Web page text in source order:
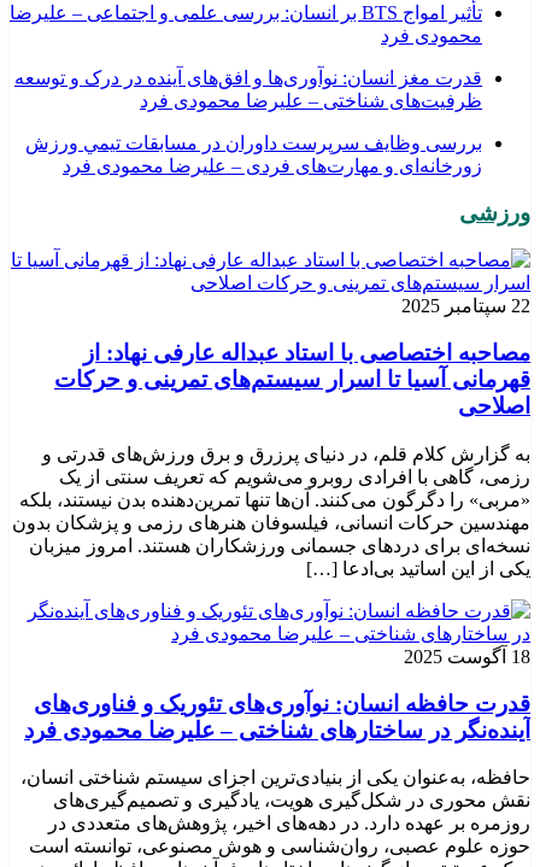
تأثیر امواج BTS بر انسان: بررسی علمی و اجتماعی – علیرضا
محمودی فرد
قدرت مغز انسان: نوآوری‌ها و افق‌های آینده در درک و توسعه
ظرفیت‌های شناختی – علیرضا محمودی فرد
بررسی وظايف سرپرست داوران در مسابقات تیمي ورزش
زورخانه‌ای و مهارت‌های فردی – علیرضا محمودی فرد
ورزشی
22 سپتامبر 2025
مصاحبه اختصاصی با استاد عبداله عارفی نهاد: از
قهرمانی آسیا تا اسرار سیستم‌های تمرینی و حرکات
اصلاحی
به گزارش کلام قلم، در دنیای پرزرق و برق ورزش‌های قدرتی و
رزمی، گاهی با افرادی روبرو می‌شویم که تعریف سنتی از یک
«مربی» را دگرگون می‌کنند. آن‌ها تنها تمرین‌دهنده بدن نیستند، بلکه
مهندسین حرکات انسانی، فیلسوفان هنرهای رزمی و پزشکان بدون
نسخه‌ای برای دردهای جسمانی ورزشکاران هستند. امروز میزبان
یکی از این اساتید بی‌ادعا […]
18 آگوست 2025
قدرت حافظه انسان: نوآوری‌های تئوریک و فناوری‌های
آینده‌نگر در ساختارهای شناختی – علیرضا محمودی فرد
حافظه، به‌عنوان یکی از بنیادی‌ترین اجزای سیستم شناختی انسان،
نقش محوری در شکل‌گیری هویت، یادگیری و تصمیم‌گیری‌های
روزمره بر عهده دارد. در دهه‌های اخیر، پژوهش‌های متعددی در
حوزه علوم عصبی، روان‌شناسی و هوش مصنوعی، توانسته‌ است